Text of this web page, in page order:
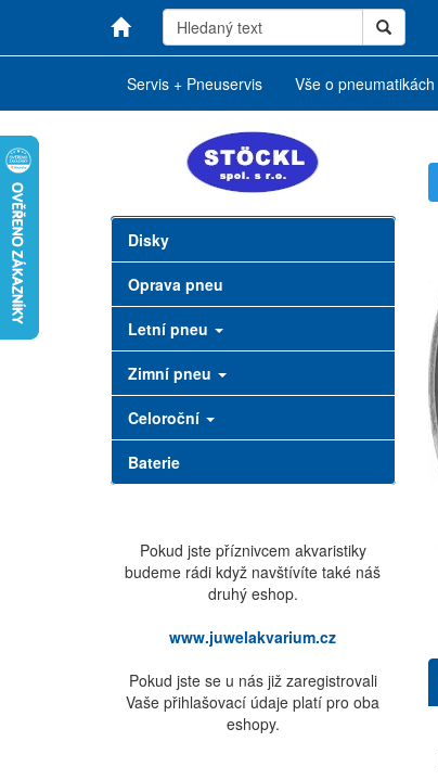
Servis + Pneuservis Vše o pneumatikách
Disky
Oprava pneu
Letní pneu
Zimní pneu
Celoroční
Baterie
Pokud jste příznivcem akvaristiky
budeme rádi když navštívíte také náš
druhý eshop.
www.juwelakvarium.cz
Pokud jste se u nás již zaregistrovali
Vaše přihlašovací údaje platí pro oba
eshopy.